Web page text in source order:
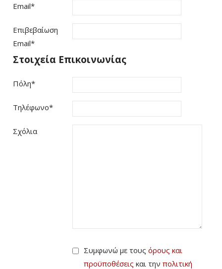
Email*
Επιβεβαίωση
Email*
Στοιχεία Επικοινωνίας
Πόλη*
Τηλέφωνο*
Σχόλια
Συμφωνώ με τους όρους και
προϋποθέσεις και την πολιτική